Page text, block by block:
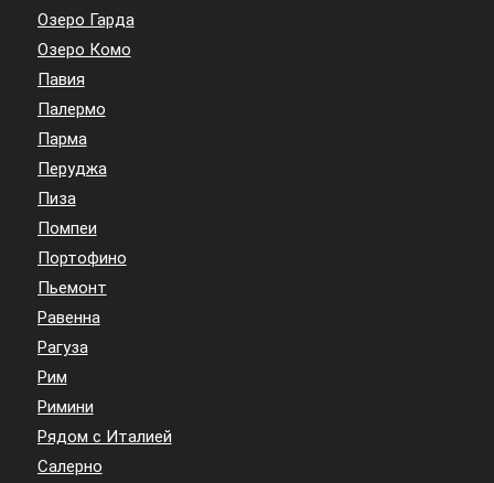
Озеро Гарда
Озеро Комо
Павия
Палермо
Парма
Перуджа
Пиза
Помпеи
Портофино
Пьемонт
Равенна
Рагуза
Рим
Римини
Рядом с Италией
Салерно